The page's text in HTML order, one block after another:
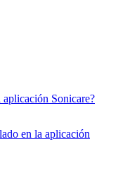
aplicación Sonicare?
en la aplicación